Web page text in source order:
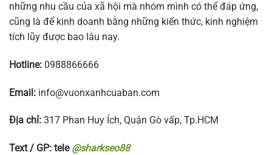
những nhu cầu của xã hội mà nhóm mình có thể đáp ứng,
cũng là để kinh doanh bằng những kiến thức, kinh nghiệm
tích lũy được bao lâu nay.
Hotline: 0988866666
Email: info@vuonxanhcuaban.com
Địa chỉ: 317 Phan Huy Ích, Quận Gò vấp, Tp.HCM
Text / GP: tele @sharkseo88